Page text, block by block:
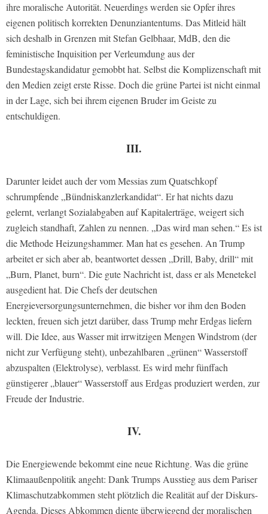
ihre moralische Autorität. Neuerdings werden sie Opfer ihres
eigenen politisch korrekten Denunziantentums. Das Mitleid hält
sich deshalb in Grenzen mit Stefan Gelbhaar, MdB, den die
feministische Inquisition per Verleumdung aus der
Bundestagskandidatur gemobbt hat. Selbst die Komplizenschaft mit
den Medien zeigt erste Risse. Doch die grüne Partei ist nicht einmal
in der Lage, sich bei ihrem eigenen Bruder im Geiste zu
entschuldigen.
III.
Darunter leidet auch der vom Messias zum Quatschkopf
schrumpfende „Bündniskanzlerkandidat“. Er hat nichts dazu
gelernt, verlangt Sozialabgaben auf Kapitalerträge, weigert sich
zugleich standhaft, Zahlen zu nennen. „Das wird man sehen.“ Es ist
die Methode Heizungshammer. Man hat es gesehen. An Trump
arbeitet er sich aber ab, beantwortet dessen „Drill, Baby, drill“ mit
„Burn, Planet, burn“. Die gute Nachricht ist, dass er als Menetekel
ausgedient hat. Die Chefs der deutschen
Energieversorgungsunternehmen, die bisher vor ihm den Boden
leckten, freuen sich jetzt darüber, dass Trump mehr Erdgas liefern
will. Die Idee, aus Wasser mit irrwitzigen Mengen Windstrom (der
nicht zur Verfügung steht), unbezahlbaren „grünen“ Wasserstoff
abzuspalten (Elektrolyse), verblasst. Es wird mehr fünffach
günstigerer „blauer“ Wasserstoff aus Erdgas produziert werden, zur
Freude der Industrie.
IV.
Die Energiewende bekommt eine neue Richtung. Was die grüne
Klimaaußenpolitik angeht: Dank Trumps Ausstieg aus dem Pariser
Klimaschutzabkommen steht plötzlich die Realität auf der Diskurs-
Agenda. Dieses Abkommen diente überwiegend der moralischen